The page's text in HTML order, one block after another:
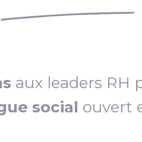
aux leaders RH
social ouvert